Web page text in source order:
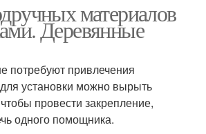
материалов
Деревянные
потребуют привлечения
установки можно вырыть
провести закрепление,
одного помощника.